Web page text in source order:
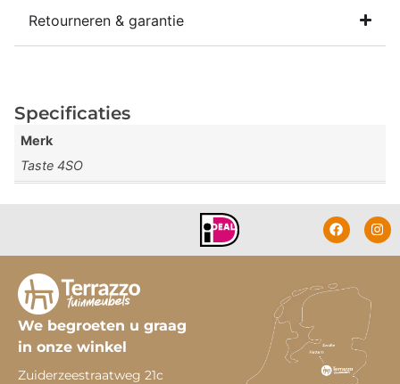
Retourneren & garantie
Specificaties
Merk
Taste 4SO
We begroeten u graag
in onze winkel
Zuiderzeestraatweg 21c